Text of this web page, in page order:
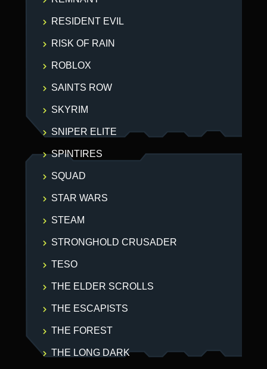
RESIDENT EVIL
RISK OF RAIN
ROBLOX
SAINTS ROW
SKYRIM
SNIPER ELITE
SPINTIRES
SQUAD
STAR WARS
STEAM
STRONGHOLD CRUSADER
TESO
THE ELDER SCROLLS
THE ESCAPISTS
THE FOREST
THE LONG DARK